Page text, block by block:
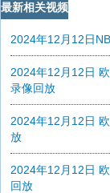
最新相关视频
2024年12月12日
2024年12月12日
录像回放
2024年12月12日
放
2024年12月12日
回放